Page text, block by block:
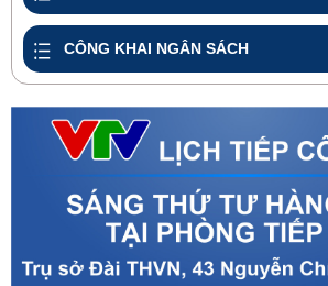
CÔNG KHAI NGÂN SÁCH